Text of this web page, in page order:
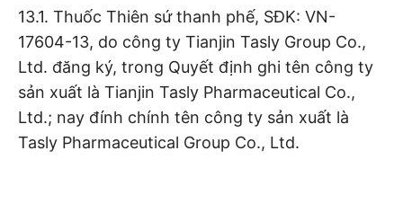
13.1. Thuốc Thiên sứ thanh phế, SĐK: VN-
17604-13, do công ty Tianjin Tasly Group Co.,
Ltd. đăng ký, trong Quyết định ghi tên công ty
sản xuất là Tianjin Tasly Pharmaceutical Co.,
Ltd.; nay đính chính tên công ty sản xuất là
Tasly Pharmaceutical Group Co., Ltd.